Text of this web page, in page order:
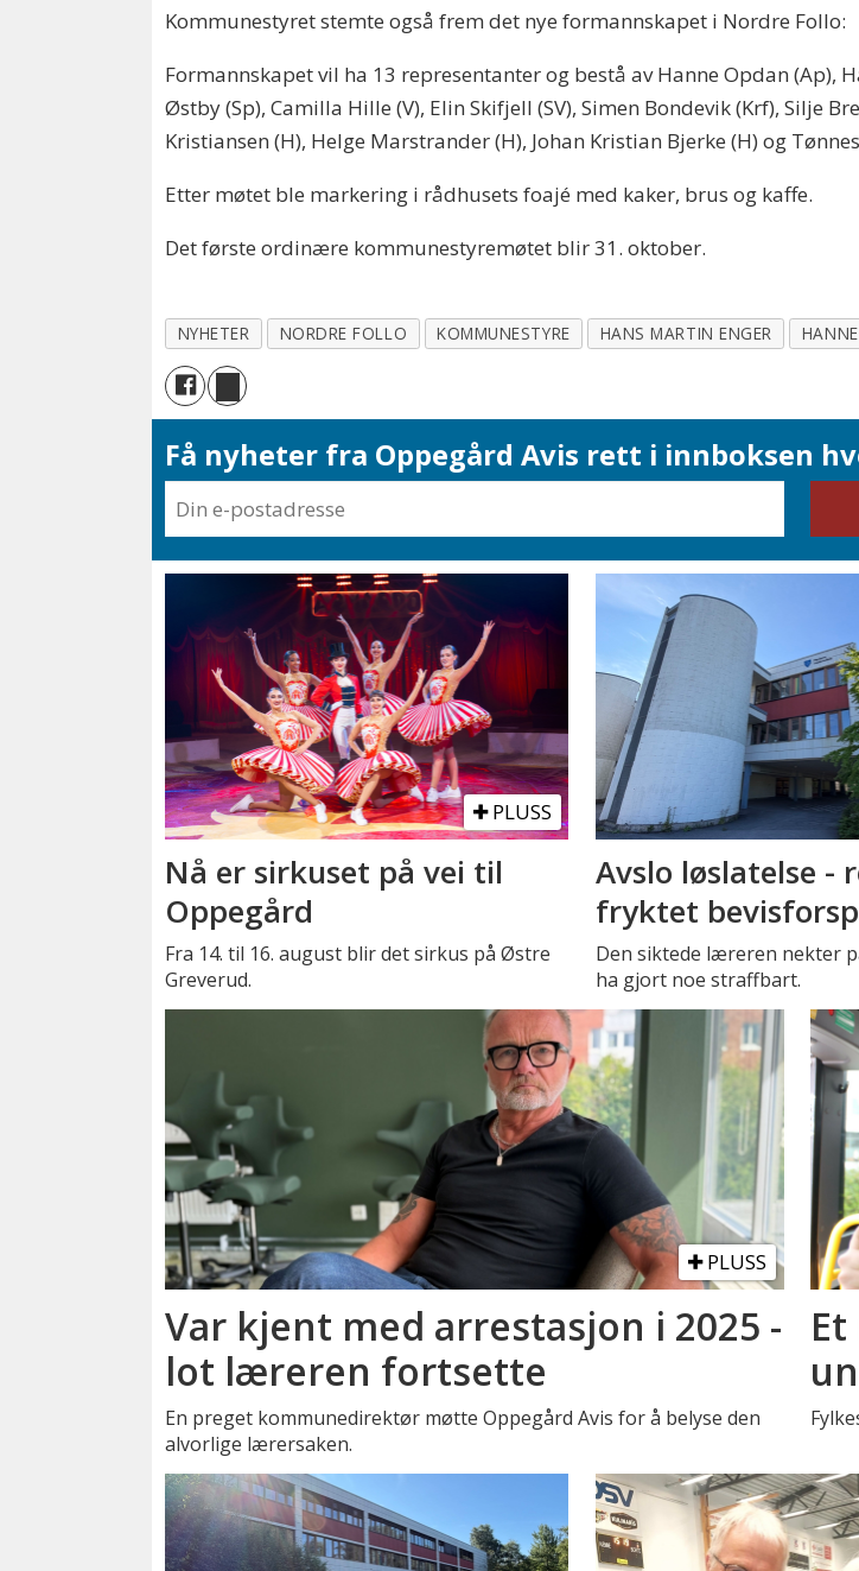
Kommunestyret stemte også frem det nye formannskapet i Nordre Follo:
Formannskapet vil ha 13 representanter og bestå av Hanne Opdan (Ap),
Østby (Sp), Camilla Hille (V), Elin Skifjell (SV), Simen Bondevik (Krf), Silje
Kristiansen (H), Helge Marstrander (H), Johan Kristian Bjerke (H) og
Etter møtet ble markering i rådhusets foajé med kaker, brus og kaffe.
Det første ordinære kommunestyremøtet blir 31. oktober.
NYHETER NORDRE FOLLO KOMMUNESTYRE HANS MARTIN ENGER
Få nyheter fra Oppegård Avis rett i innboksen
PLUSS
Nå er sirkuset på vei til
Oppegård
Fra 14. til 16. august blir det sirkus på Østre
Greverud.
Avslo løslatelse -
fryktet
Den siktede læreren nekter
ha gjort noe straffbart.
PLUSS
Var kjent med arrestasjon i 2025 -
lot læreren fortsette
En preget kommunedirektør møtte Oppegård Avis for å belyse den
alvorlige lærersaken.